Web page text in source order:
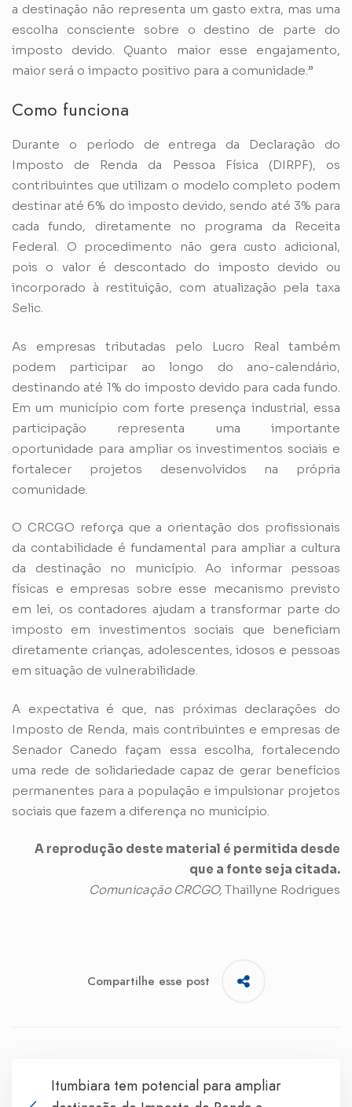
a destinação não representa um gasto extra, mas uma
escolha consciente sobre o destino de parte do
imposto devido. Quanto maior esse engajamento,
maior será o impacto positivo para a comunidade.”
Como funciona
Durante o período de entrega da Declaração do
Imposto de Renda da Pessoa Física (DIRPF), os
contribuintes que utilizam o modelo completo podem
destinar até 6% do imposto devido, sendo até 3% para
cada fundo, diretamente no programa da Receita
Federal. O procedimento não gera custo adicional,
pois o valor é descontado do imposto devido ou
incorporado à restituição, com atualização pela taxa
Selic.
As empresas tributadas pelo Lucro Real também
podem participar ao longo do ano-calendário,
destinando até 1% do imposto devido para cada fundo.
Em um município com forte presença industrial, essa
participação representa uma importante
oportunidade para ampliar os investimentos sociais e
fortalecer projetos desenvolvidos na própria
comunidade.
O CRCGO reforça que a orientação dos profissionais
da contabilidade é fundamental para ampliar a cultura
da destinação no município. Ao informar pessoas
físicas e empresas sobre esse mecanismo previsto
em lei, os contadores ajudam a transformar parte do
imposto em investimentos sociais que beneficiam
diretamente crianças, adolescentes, idosos e pessoas
em situação de vulnerabilidade.
A expectativa é que, nas próximas declarações do
Imposto de Renda, mais contribuintes e empresas de
Senador Canedo façam essa escolha, fortalecendo
uma rede de solidariedade capaz de gerar benefícios
permanentes para a população e impulsionar projetos
sociais que fazem a diferença no município.
A reprodução deste material é permitida desde
que a fonte seja citada.
Comunicação CRCGO, Thaillyne Rodrigues
Compartilhe esse post
Itumbiara tem potencial para ampliar